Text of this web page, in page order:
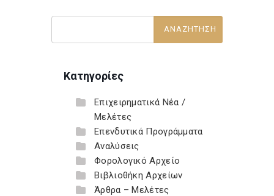
Κατηγορίες
Επιχειρηματικά Νέα /
Μελέτες
Επενδυτικά Προγράμματα
Αναλύσεις
Φορολογικό Αρχείο
Βιβλιοθήκη Αρχείων
Άρθρα – Μελέτες